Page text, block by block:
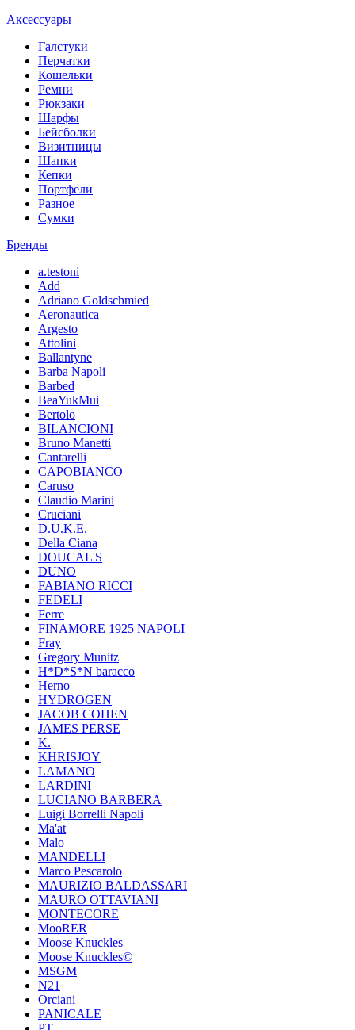
Аксессуары
Галстуки
Перчатки
Кошельки
Ремни
Рюкзаки
Шарфы
Бейсболки
Визитницы
Шапки
Кепки
Портфели
Разное
Сумки
Бренды
a.testoni
Add
Adriano Goldschmied
Aeronautica
Argesto
Attolini
Ballantyne
Barba Napoli
Barbed
BeaYukMui
Bertolo
BILANCIONI
Bruno Manetti
Cantarelli
CAPOBIANCO
Caruso
Claudio Marini
Cruciani
D.U.K.E.
Della Ciana
DOUCAL'S
DUNO
FABIANO RICCI
FEDELI
Ferre
FINAMORE 1925 NAPOLI
Fray
Gregory Munitz
H*D*S*N baracco
Herno
HYDROGEN
JACOB COHEN
JAMES PERSE
K.
KHRISJOY
LAMANO
LARDINI
LUCIANO BARBERA
Luigi Borrelli Napoli
Ma'at
Malo
MANDELLI
Marco Pescarolo
MAURIZIO BALDASSARI
MAURO OTTAVIANI
MONTECORE
MooRER
Moose Knuckles
Moose Knuckles©️
MSGM
N21
Orciani
PANICALE